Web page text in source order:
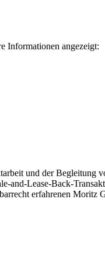
Informationen angezeigt:
und der Begleitung
Lease-Back-
erfahrenen Moritz